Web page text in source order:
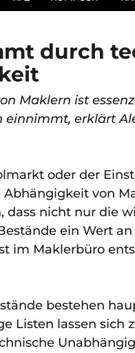
durch
Maklern ist
einnimmt, erklärt
oder der
Abhängigkeit von
dass nicht nur die
ein Wert
im Maklerbüro
bestehen
Listen lassen